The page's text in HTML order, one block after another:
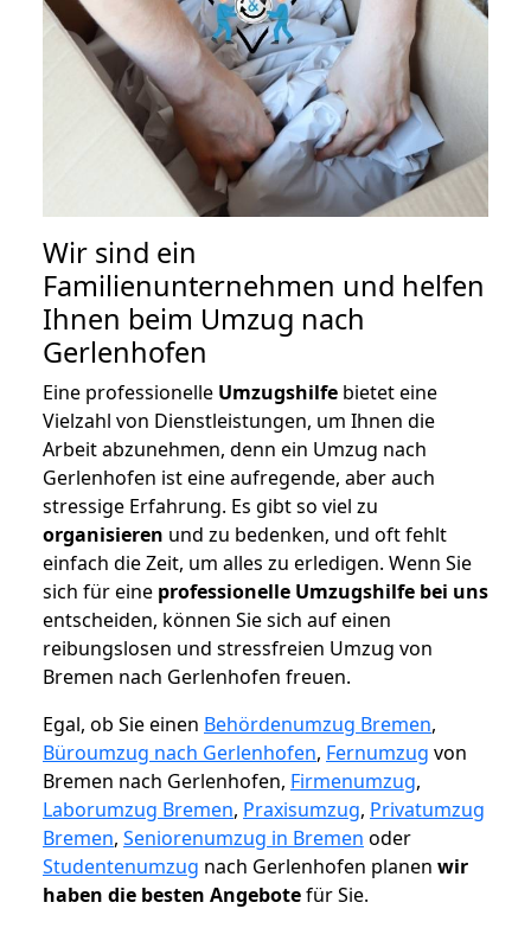
Wir sind ein
Familienunternehmen und helfen
Ihnen beim Umzug nach
Gerlenhofen
Eine professionelle Umzugshilfe bietet eine
Vielzahl von Dienstleistungen, um Ihnen die
Arbeit abzunehmen, denn ein Umzug nach
Gerlenhofen ist eine aufregende, aber auch
stressige Erfahrung. Es gibt so viel zu
organisieren und zu bedenken, und oft fehlt
einfach die Zeit, um alles zu erledigen. Wenn Sie
sich für eine professionelle Umzugshilfe bei uns
entscheiden, können Sie sich auf einen
reibungslosen und stressfreien Umzug von
Bremen nach Gerlenhofen freuen.
Egal, ob Sie einen Behördenumzug Bremen,
Büroumzug nach Gerlenhofen, Fernumzug von
Bremen nach Gerlenhofen, Firmenumzug,
Laborumzug Bremen, Praxisumzug, Privatumzug
Bremen, Seniorenumzug in Bremen oder
Studentenumzug nach Gerlenhofen planen wir
haben die besten Angebotefür Sie.